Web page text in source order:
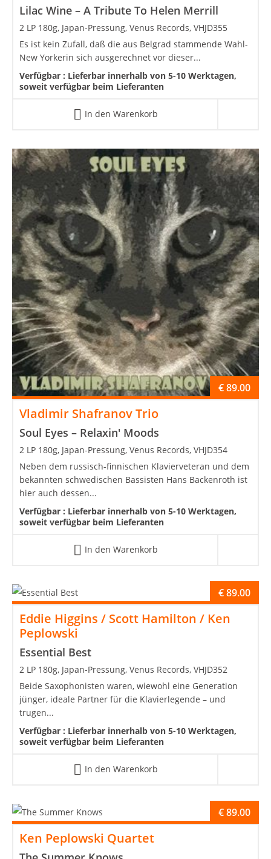
Lilac Wine – A Tribute To Helen Merrill
2 LP 180g, Japan-Pressung, Venus Records, VHJD355
Es ist kein Zufall, daß die aus Belgrad stammende Wahl-
New Yorkerin sich ausgerechnet vor dieser...
Verfügbar : Lieferbar innerhalb von 5-10 Werktagen,
soweit verfügbar beim Lieferanten
In den Warenkorb
Vladimir Shafranov Trio
Soul Eyes – Relaxin' Moods
€89.00
2 LP 180g, Japan-Pressung, Venus Records, VHJD354
Neben dem russisch-finnischen Klavierveteran und dem
bekannten schwedischen Bassisten Hans Backenroth ist
hier auch dessen...
Verfügbar : Lieferbar innerhalb von 5-10 Werktagen,
soweit verfügbar beim Lieferanten
In den Warenkorb
Eddie Higgins / Scott Hamilton / Ken
Peplowski
Essential Best
€89.00
2 LP 180g, Japan-Pressung, Venus Records, VHJD352
Beide Saxophonisten waren, wiewohl eine Generation
jünger, ideale Partner für die Klavierlegende – und
trugen...
Verfügbar : Lieferbar innerhalb von 5-10 Werktagen,
soweit verfügbar beim Lieferanten
In den Warenkorb
Ken Peplowski Quartet
€89.00